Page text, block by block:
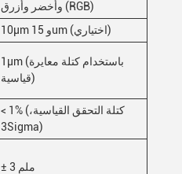
وأخضر وأزرق (RGB)
10μm و 15um (اختياري)
1μm (باستخدام كتلة معايرة
قياسية)
< 1% (كتلة التحقق القياسية،
3Sigma)
± 3 ملم